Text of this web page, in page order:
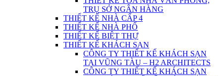
TRỤ SỞ NGÂN HÀNG
THIẾT KẾ NHÀ CẤP 4
THIẾT KẾ NHÀ PHỐ
THIẾT KẾ BIỆT THỰ
THIẾT KẾ KHÁCH SẠN
CÔNG TY THIẾT KẾ KHÁCH SẠN
TẠI VŨNG TÀU – H2 ARCHITECTS
CÔNG TY THIẾT KẾ KHÁCH SẠN